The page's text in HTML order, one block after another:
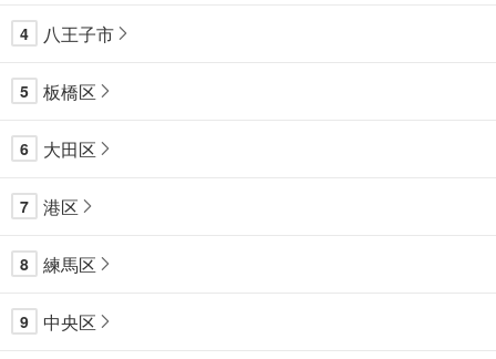
4 八王子市
5 板橋区
6 大田区
7 港区
8 練馬区
9 中央区